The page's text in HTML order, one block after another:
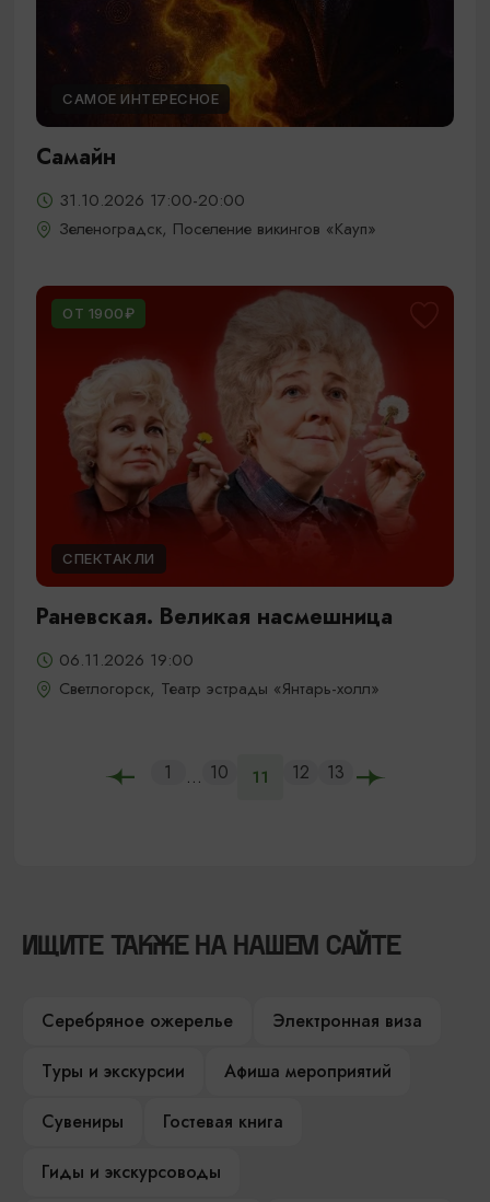
САМОЕ ИНТЕРЕСНОЕ
Самайн
31.10.2026 17:00-20:00
Зеленоградск, Поселение викингов «Кауп»
ОТ 1900₽
СПЕКТАКЛИ
Раневская. Великая насмешница
06.11.2026 19:00
Светлогорск, Театр эстрады «Янтарь-холл»
1 ... 10 11 12 13
ИЩИТЕ ТАКЖЕ НА НАШЕМ САЙТЕ
Серебряное ожерелье
Электронная виза
Туры и экскурсии
Афиша мероприятий
Сувениры
Гостевая книга
Гиды и экскурсоводы